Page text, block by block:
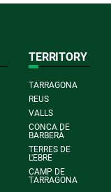
TERRITORY
TARRAGONA
REUS
VALLS
CONCA DE
BARBERÀ
TERRES DE
L'EBRE
CAMP DE
TARRAGONA